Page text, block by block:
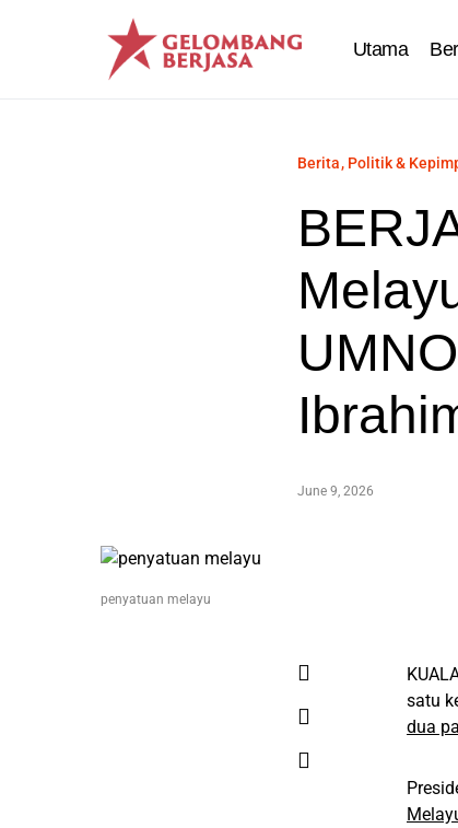
Utama
Berita Politik &
June 9, 2026
penyatuan melayu
satu
dua